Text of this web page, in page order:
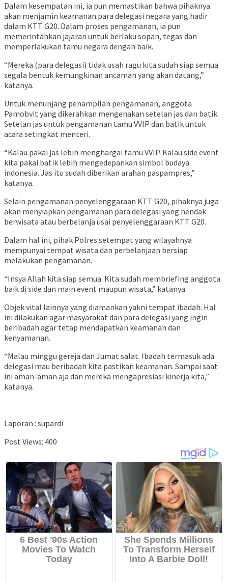
Dalam kesempatan ini, ia pun memastikan bahwa pihaknya
akan menjamin keamanan para delegasi negara yang hadir
dalam KTT G20. Dalam proses pengamanan, ia pun
memerintahkan jajaran untuk berlaku sopan, tegas dan
memperlakukan tamu negara dengan baik.
“Mereka (para delegasi) tidak usah ragu kita sudah siap semua
segala bentuk kemungkinan ancaman yang akan datang,”
katanya.
Untuk menunjang penampilan pengamanan, anggota
Pamobvit yang dikerahkan mengenakan setelan jas dan batik.
Setelan jas untuk pengamanan tamu VVIP dan batik untuk
acara setingkat menteri.
“Kalau pakai jas lebih menghargai tamu VVIP. Kalau side event
kita pakai batik lebih mengedepankan simbol budaya
indonesia. Jas itu sudah diberikan arahan paspampres,”
katanya.
Selain pengamanan penyelenggaraan KTT G20, pihaknya juga
akan menyiapkan pengamanan para delegasi yang hendak
berwisata atau berbelanja usai penyelenggaraan KTT G20.
Dalam hal ini, pihak Polres setempat yang wilayahnya
mempunyai tempat wisata dan perbelanjaan bersiap
melakukan pengamanan.
“Insya Allah kita siap semua. Kita sudah membriefing anggota
baik di side dan main event maupun wisata,” katanya.
Objek vital lainnya yang diamankan yakni tempat ibadah. Hal
ini dilakukan agar masyarakat dan para delegasi yang ingin
beribadah agar tetap mendapatkan keamanan dan
kenyamanan.
“Malau minggu gereja dan Jumat salat. Ibadah termasuk ada
delegasi mau beribadah kita pastikan keamanan. Sampai saat
ini aman-aman aja dan mereka mengapresiasi kinerja kita,”
katanya.
Laporan : supardi
Post Views: 400